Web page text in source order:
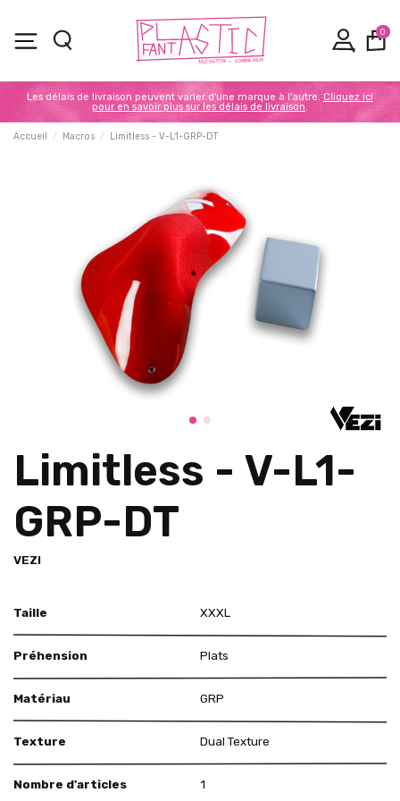
0
Les délais de livraison peuvent varier d'une marque à l'autre. Cliquez ici
pour en savoir plus sur les délais de livraison.
Accueil Macros Limitless - V-L1-GRP-DT
Limitless - V-L1-
GRP-DT
VEZI
Taille XXXL
Préhension Plats
Matériau GRP
Texture Dual Texture
Nombre d'articles 1